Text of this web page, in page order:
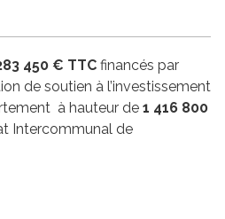
450 € TTC financés par
de soutien à l’investissement
à hauteur de 1 416 800
Intercommunal de